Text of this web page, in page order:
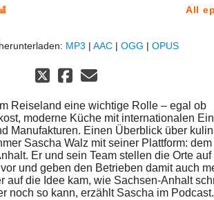
All
MP3 | AAC | OGG | OPUS
Reiseland eine wichtige Rolle – egal ob
moderne Küche mit internationalen
Manufakturen. Einen Überblick über
Sascha Walz mit seiner Plattform: dem
Er und sein Team stellen die Orte auf
und geben den Betrieben damit auch
auf die Idee kam, wie Sachsen-Anhalt
noch so kann, erzählt Sascha im Podcast.